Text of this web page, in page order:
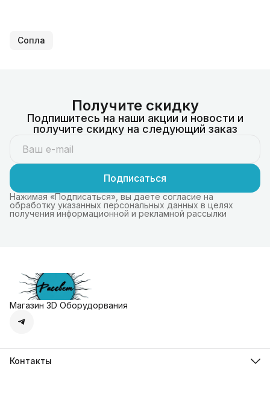
Сопла
Получите скидку
Подпишитесь на наши акции и новости и
получите скидку на следующий заказ
Подписаться
Нажимая «Подписаться», вы даете согласие на
обработку указанных персональных данных в целях
получения информационной и рекламной рассылки
Магазин 3D Оборудорвания
Контакты